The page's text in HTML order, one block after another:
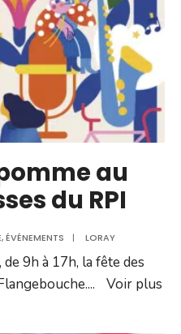
au
du RPI
,ÉVÉNEMENTS | LORAY
9h à 17h, la fête des
...
Voir plus